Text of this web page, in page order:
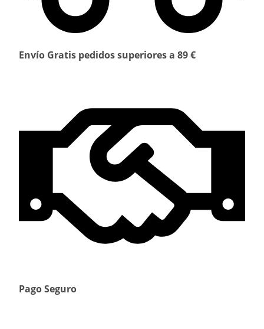
Envío Gratis pedidos superiores a 89 €
Pago Seguro